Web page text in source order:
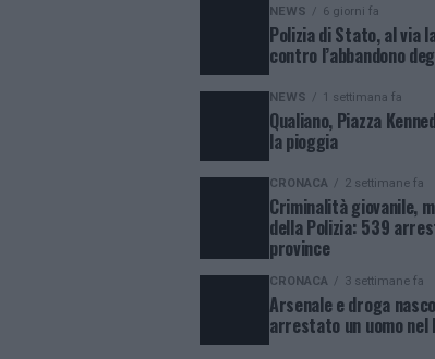
NEWS 6 giorni fa
Polizia di Stato, al via
contro l’abbandono
NEWS 1 settimana fa
Qualiano, Piazza
la pioggia
CRONACA 2 settimane fa
Criminalità giovanile,
della Polizia: 539
province
CRONACA 3 settimane fa
Arsenale e droga
arrestato un uomo nel